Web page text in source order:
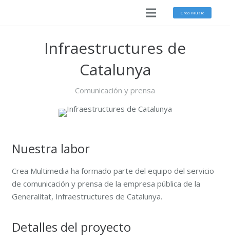
Crea Music
Infraestructures de
Catalunya
Comunicación y prensa
Nuestra labor
Crea Multimedia ha formado parte del equipo del servicio
de comunicación y prensa de la empresa pública de la
Generalitat, Infraestructures de Catalunya.
Detalles del proyecto